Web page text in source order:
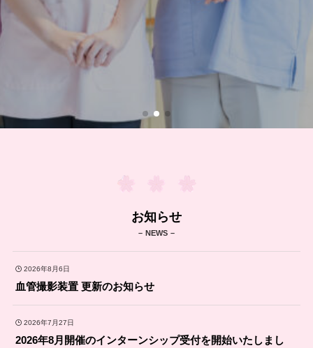
お知らせ
– NEWS –
2026年8月6日
血管撮影装置 更新のお知らせ
2026年7月27日
2026年8月開催のインターンシップ受付を開始いたしまし